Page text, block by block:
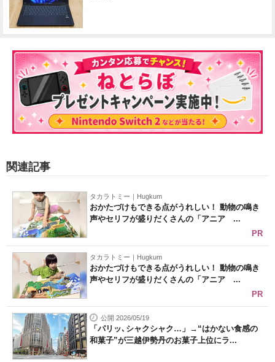
関連記事
タカラトミー｜Hugkum
おかたづけもできる点がうれしい！ 動物の鳴き
声やセリフが盛りだくさんの「アニア ...
PR
タカラトミー｜Hugkum
おかたづけもできる点がうれしい！ 動物の鳴き
声やセリフが盛りだくさんの「アニア ...
PR
公開 2026/05/19
「パリッ､シャクシャク…」→“はかない食感の
和菓子”が三越伊勢丹のお菓子上位にラ...